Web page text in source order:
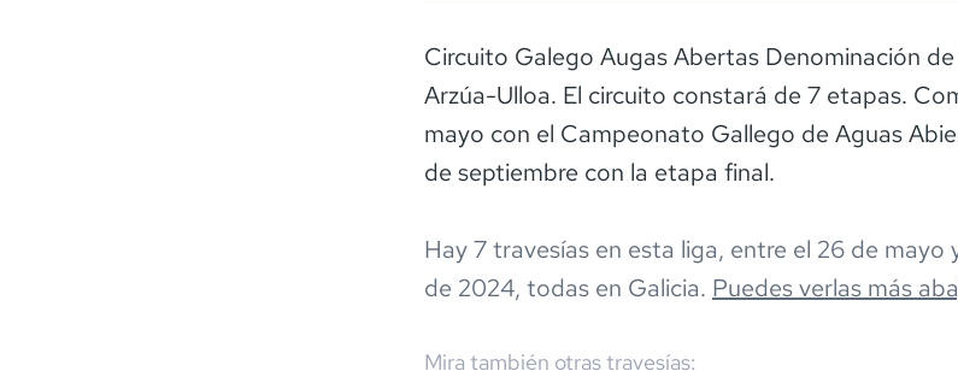
Circuito Galego Augas Abertas Denominación
Arzúa-Ulloa. El circuito constará de 7 etapas.
mayo con el Campeonato Gallego de Aguas
de septiembre con la etapa final.
Hay7travesías en esta liga, entre el 26 de mayo
de 2024, todas en Galicia. Puedes verlas más
Mira también otras travesías: